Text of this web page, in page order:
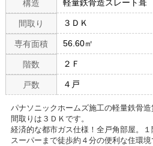
構造 軽量鉄骨造スレート葺
間取り ３ＤＫ
専有面積 56.60㎡
階数 ２Ｆ
戸数 ４戸
パナソニックホームズ施工の軽量鉄骨造
間取りは３ＤＫです。
経済的な都市ガス仕様！全戸角部屋。１
スーパーまで徒歩約４分の便利な住環境